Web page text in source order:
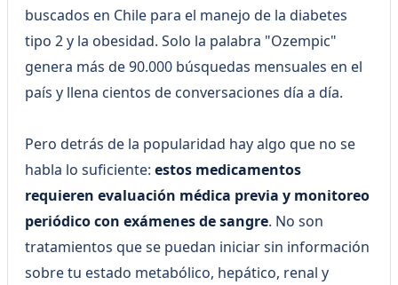
buscados en Chile para el manejo de la diabetes
tipo 2 y la obesidad. Solo la palabra "Ozempic"
genera más de 90.000 búsquedas mensuales en el
país y llena cientos de conversaciones día a día.
Pero detrás de la popularidad hay algo que no se
habla lo suficiente:estos medicamentos
requieren evaluación médica previa y monitoreo
periódico con exámenes de sangre. No son
tratamientos que se puedan iniciar sin información
sobre tu estado metabólico, hepático, renal y